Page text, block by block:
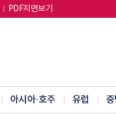
PDF지면보기
아시아·호주 유럽